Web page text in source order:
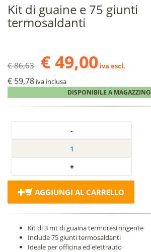
Kit di guaine e 75 giunti
termosaldanti
€ 86,63 € 49,00 iva escl.
€ 59,78 iva inclusa
DISPONIBILE A MAGAZZINO
AGGIUNGI AL CARRELLO
Kit di 3 mt di guaina termorestringente
Include 75 giunti termosaldanti
Ideale per officina ed elettrauto